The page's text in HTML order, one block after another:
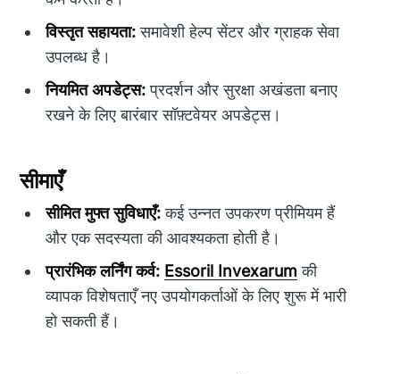
विस्तृत सहायता:समावेशी हेल्प सेंटर और ग्राहक सेवा
उपलब्ध है।
नियमित अपडेट्स:प्रदर्शन और सुरक्षा अखंडता बनाए
रखने के लिए बारंबार सॉफ़्टवेयर अपडेट्स।
सीमाएँ
सीमित मुफ्त सुविधाएँ:कई उन्नत उपकरण प्रीमियम हैं
और एक सदस्यता की आवश्यकता होती है।
प्रारंभिक लर्निंग कर्व: Essoril Invexarum की
व्यापक विशेषताएँ नए उपयोगकर्ताओं के लिए शुरू में भारी
हो सकती हैं।